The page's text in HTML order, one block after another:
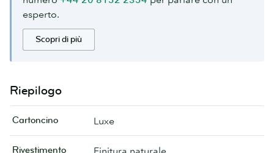
esperto.
Scopri di più
Riepilogo
Cartoncino Luxe
Rivestimento